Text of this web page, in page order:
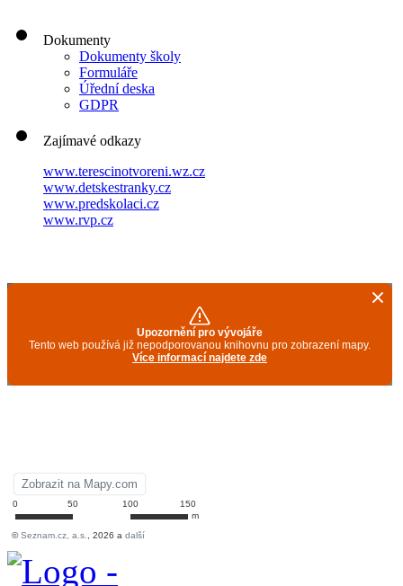
Dokumenty
Dokumenty školy
Formuláře
Úřední deska
GDPR
Zajímavé odkazy
www.terescinotvoreni.wz.cz
www.detskestranky.cz
www.predskolaci.cz
www.rvp.cz